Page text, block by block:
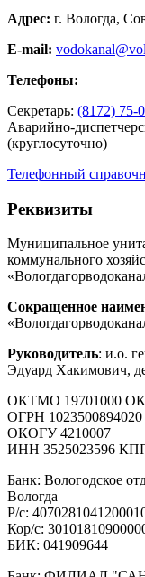
Адрес: г. Вологда,
E-mail:
Телефоны:
Секретарь: (8172) 75-
Аварийно-
(круглосуточно)
Телефонный
Реквизиты
Муниципальное
коммунального
Сокращенное
Руководитель: и.о.
Эдуард Хакимович,
ОКТМО 19701000
ОГРН
ОКОГУ 4210007
ИНН 3525023596
Банк: Вологодское
Вологда
Р/с:
Кор/с:
БИК: 041909644